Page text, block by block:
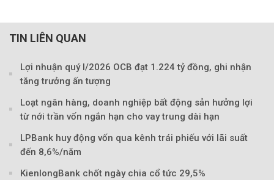
TIN LIÊN QUAN
Lợi nhuận quý I/2026 OCB đạt 1.224 tỷ đồng, ghi nhận
tăng trưởng ấn tượng
Loạt ngân hàng, doanh nghiệp bất động sản hưởng lợi
từ nới trần vốn ngắn hạn cho vay trung dài hạn
LPBank huy động vốn qua kênh trái phiếu với lãi suất
đến 8,6%/năm
KienlongBank chốt ngày chia cổ tức 29,5%